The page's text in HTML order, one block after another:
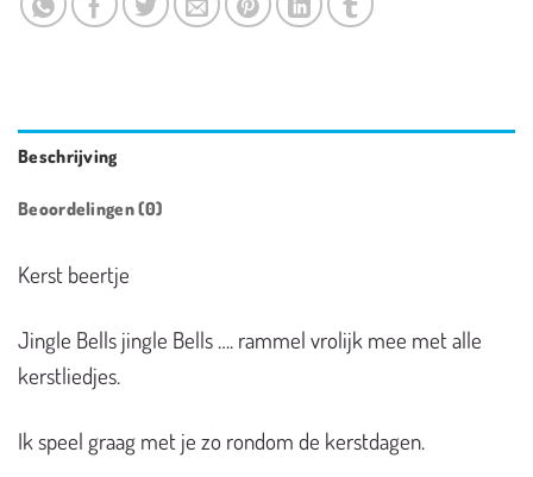
Beschrijving
Beoordelingen (0)
Kerst beertje
Jingle Bells jingle Bells …. rammel vrolijk mee met alle
kerstliedjes.
Ik speel graag met je zo rondom de kerstdagen.